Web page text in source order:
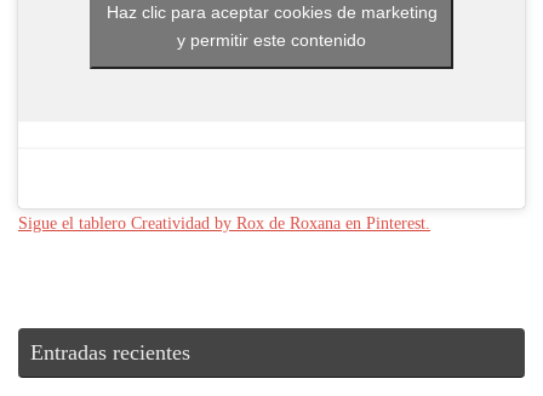
Haz clic para aceptar cookies de marketing
y permitir este contenido
Sigue el tablero Creatividad by Rox de Roxana en Pinterest.
Entradas recientes